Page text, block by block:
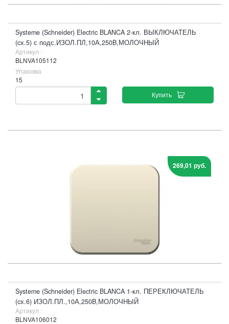
Systeme (Schneider) Electric BLANCA 2-кл. ВЫКЛЮЧАТЕЛЬ
(cх.5) с подс.ИЗОЛ.ПЛ,10А,250B,МОЛОЧНЫЙ
Артикул :
BLNVA105112
Упаковка
15
Купить
269,01 руб.
Systeme (Schneider) Electric BLANCA 1-кл. ПЕРЕКЛЮЧАТЕЛЬ
(cх.6) ИЗОЛ.ПЛ.,10А,250B,МОЛОЧНЫЙ
Артикул :
BLNVA106012